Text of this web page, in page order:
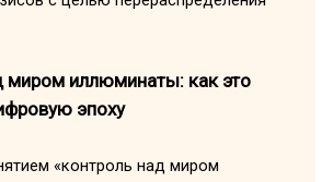
миром иллюминаты: как это
эпоху
«контроль над миром